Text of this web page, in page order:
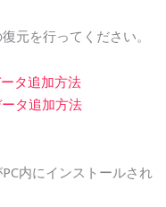
元を行ってください。
タ追加方法
タ追加方法
内にインストールされ